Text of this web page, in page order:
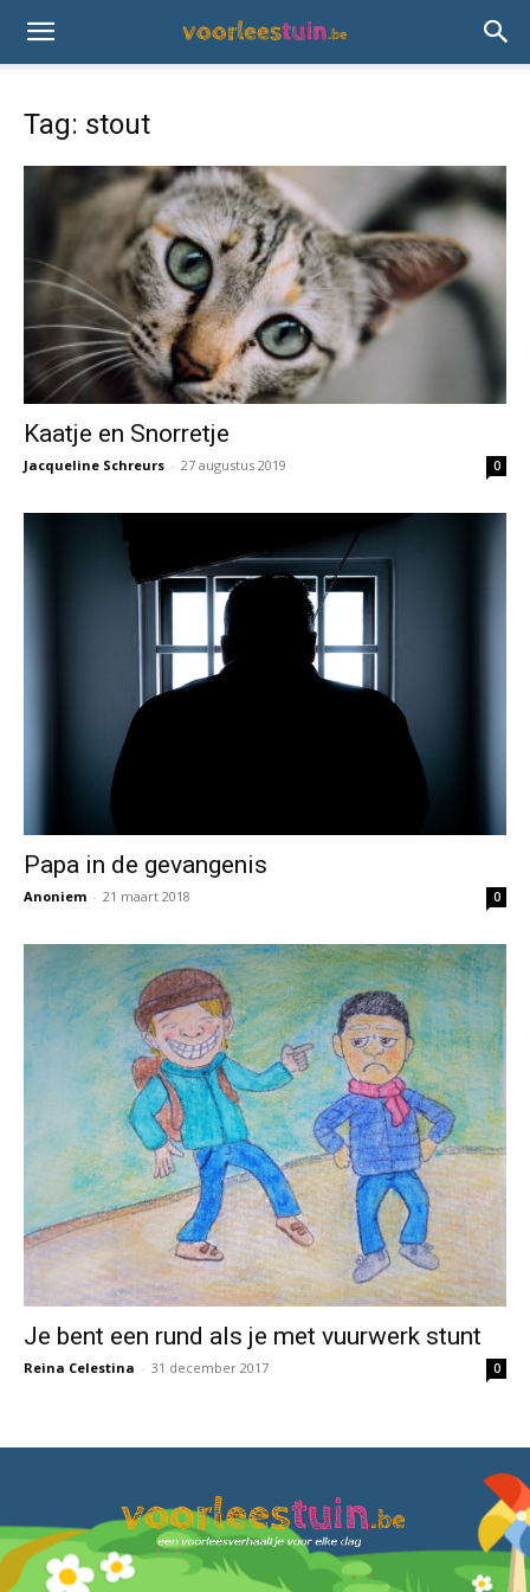
Tag: stout
Kaatje en Snorretje
Jacqueline Schreurs - 27 augustus 2019 0
Papa in de gevangenis
Anoniem - 21 maart 2018 0
Je bent een rund als je met vuurwerk stunt
Reina Celestina - 31 december 2017 0